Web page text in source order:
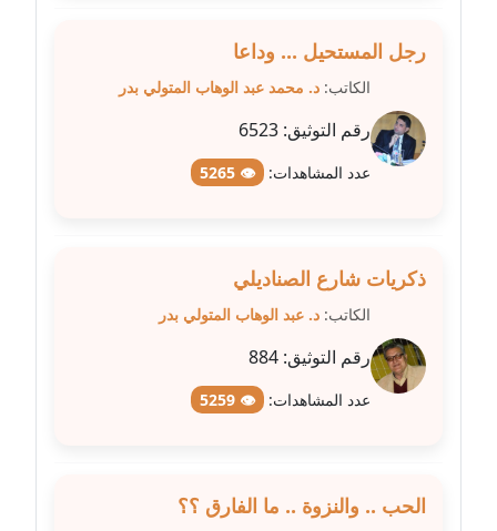
مدونة عبير عبد الرحيم (ماعت)
عاملة
مدونة عبير عزاوي
عاملة
مدونة عبير مصطفى
عاملة
مدونة عزة الأمير
عاملة
رجل المستحيل ... وداعا
الكاتب: د. محمد عبد الوهاب المتولي بدر
رقم التوثيق: 6523
عدد المشاهدات: 👁 5265
ذكريات شارع الصناديلي
الكاتب: د. عبد الوهاب المتولي بدر
رقم التوثيق: 884
عدد المشاهدات: 👁 5259
الحب .. والنزوة .. ما الفارق ؟؟